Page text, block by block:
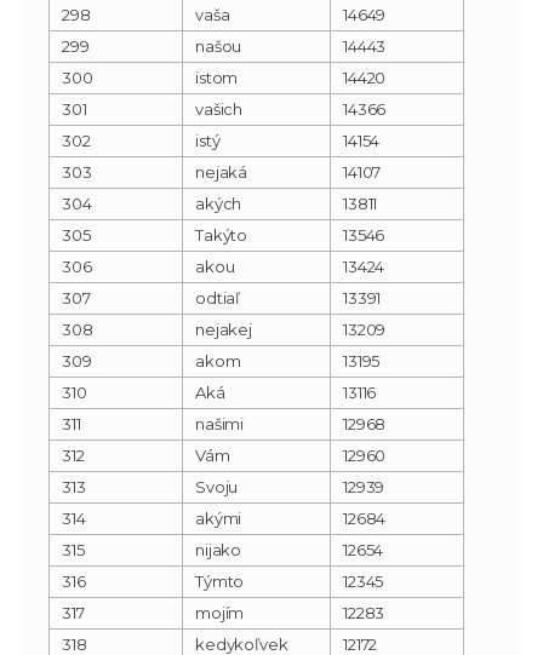
298 vaša
14649
299
našou
14443
300
istom
14420
301
vašich
14366
302
istý
14154
303
nejaká
14107
304
akých
13811
305
Takýto
13546
306
akou
13424
307
odtiaľ
13391
308
nejakej
13209
309
akom
13195
310
Aká
13116
311
našimi
12968
312
Vám
12960
313
Svoju
12939
314
akými
12684
315
nijako
12654
316
Týmto
12345
317
mojím
12283
318
kedykoľvek
12172